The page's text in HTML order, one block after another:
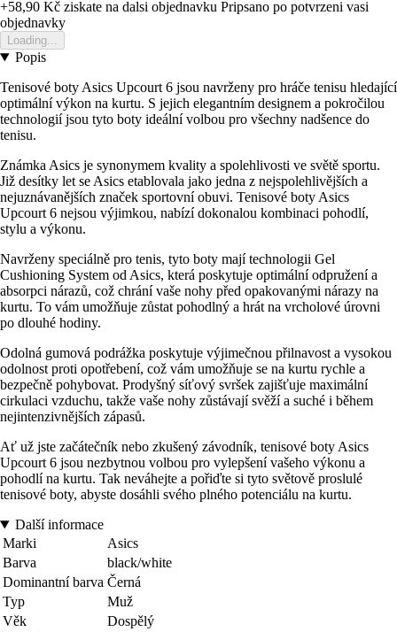
+58,90 Kč ziskate na dalsi objednavku Pripsano po potvrzeni vasi
objednavky
Loading...
Popis
Tenisové boty Asics Upcourt 6 jsou navrženy pro hráče tenisu hledající
optimální výkon na kurtu. S jejich elegantním designem a pokročilou
technologií jsou tyto boty ideální volbou pro všechny nadšence do
tenisu.
Známka Asics je synonymem kvality a spolehlivosti ve světě sportu.
Již desítky let se Asics etablovala jako jedna z nejspolehlivějších a
nejuznávanějších značek sportovní obuvi. Tenisové boty Asics
Upcourt 6 nejsou výjimkou, nabízí dokonalou kombinaci pohodlí,
stylu a výkonu.
Navrženy speciálně pro tenis, tyto boty mají technologii Gel
Cushioning System od Asics, která poskytuje optimální odpružení a
absorpci nárazů, což chrání vaše nohy před opakovanými nárazy na
kurtu. To vám umožňuje zůstat pohodlný a hrát na vrcholové úrovni
po dlouhé hodiny.
Odolná gumová podrážka poskytuje výjimečnou přilnavost a vysokou
odolnost proti opotřebení, což vám umožňuje se na kurtu rychle a
bezpečně pohybovat. Prodyšný síťový svršek zajišťuje maximální
cirkulaci vzduchu, takže vaše nohy zůstávají svěží a suché i během
nejintenzivnějších zápasů.
Ať už jste začátečník nebo zkušený závodník, tenisové boty Asics
Upcourt 6 jsou nezbytnou volbou pro vylepšení vašeho výkonu a
pohodlí na kurtu. Tak neváhejte a pořiďte si tyto světově proslulé
tenisové boty, abyste dosáhli svého plného potenciálu na kurtu.
Další informace
Marki
Asics
Barva
black/white
Dominantní barva Černá
Typ
Muž
Věk
Dospělý